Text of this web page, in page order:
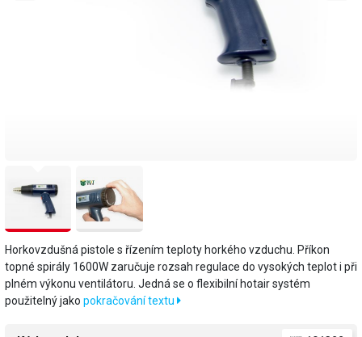
Horkovzdušná pistole s řízením teploty horkého vzduchu. Příkon
topné spirály 1600W zaručuje rozsah regulace do vysokých teplot i při
plném výkonu ventilátoru. Jedná se o flexibilní hotair systém
použitelný jako pokračování textu